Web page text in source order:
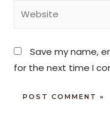
Save my name,
for the next time I